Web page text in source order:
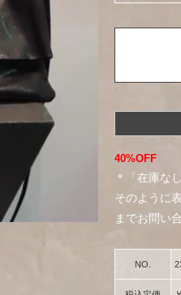
40%OFF
＊「在庫な
そのように
までお問い
NO.